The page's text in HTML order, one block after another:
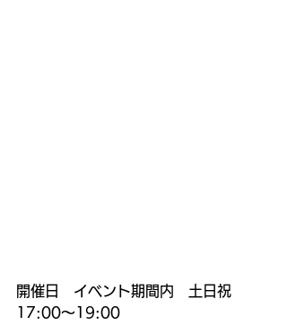
開催日　イベント期間内　土日祝
17:00〜19:00